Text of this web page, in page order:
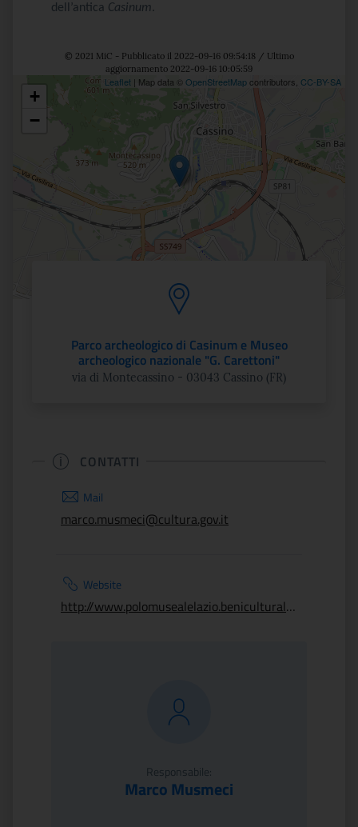
dell’antica Casinum.
© 2021 MiC - Pubblicato il 2022-09-16 09:54:18 / Ultimo
aggiornamento 2022-09-16 10:05:59
Posizione
+
−
Leaflet | Map data © OpenStreetMapcontributors, CC-BY-SA
Parco archeologico di Casinum e Museo
archeologico nazionale "G. Carettoni"
via di Montecassino - 03043 Cassino (FR)
CONTATTI
Mail
marco.musmeci@cultura.gov.it
Website
http://www.polomusealelazio.beniculturali.it/index.phpit/1/home
Responsabile:
Marco Musmeci